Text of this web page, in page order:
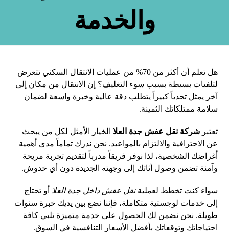
والخدمة
هل تعلم أن أكثر من 70% من عمليات الانتقال السكني تتعرض
لتلفيات بسيطة بسبب سوء التغليف؟ إن الانتقال من مكان إلى
آخر يمثل تحدياً كبيراً يتطلب دقة عالية وخبرة واسعة لضمان
سلامة ممتلكاتك الثمينة.
تعتبرشركة نقل عفش جدة العلا الخيار الأمثل لكل من يبحث
عن الاحترافية والالتزام بالمواعيد. نحن ندرك تماماً مدى أهمية
أغراضك الشخصية، لذا نوفر فريقاً مدرباً لتقديم تجربة مريحة
وآمنة تضمن وصول أثاثك إلى وجهته الجديدة دون أي خدوش.
سواء كنت تخطط لعمليةنقل عفش داخل جدة العلا أو تحتاج
إلى خدمات لوجستية متكاملة، فإننا نضع بين يديك خبرة سنوات
طويلة. نحن نضمن لك الحصول على خدمة متميزة تلبي كافة
احتياجاتك وتوقعاتك بأفضل الأسعار التنافسية في السوق.